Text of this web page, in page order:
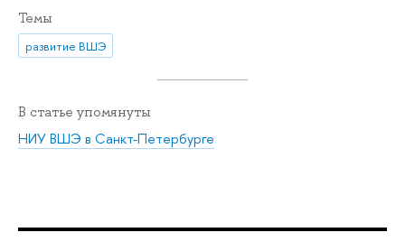
Темы
развитие ВШЭ
В статье упомянуты
НИУ ВШЭ в Санкт-Петербурге